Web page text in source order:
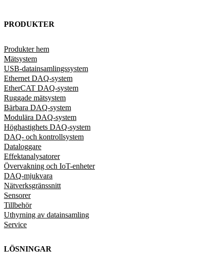
PRODUKTER
Produkter hem
Mätsystem
USB-datainsamlingssystem
Ethernet DAQ-system
EtherCAT DAQ-system
Ruggade mätsystem
Bärbara DAQ-system
Modulära DAQ-system
Höghastighets DAQ-system
DAQ- och kontrollsystem
Dataloggare
Effektanalysatorer
Övervakning och IoT-enheter
DAQ-mjukvara
Nätverksgränssnitt
Sensorer
Tillbehör
Uthyrning av datainsamling
Service
LÖSNINGAR